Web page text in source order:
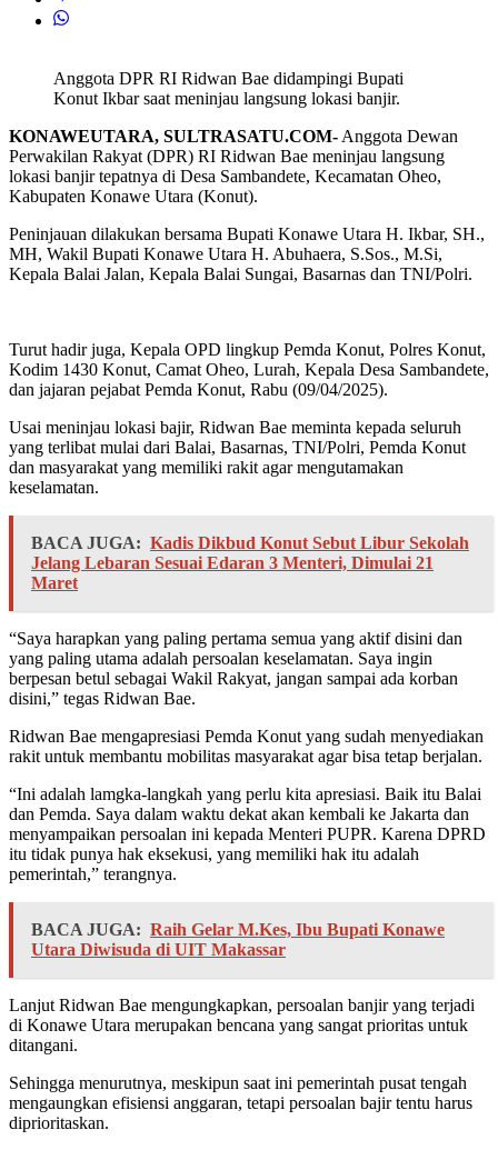
Anggota DPR RI Ridwan Bae didampingi Bupati
Konut Ikbar saat meninjau langsung lokasi banjir.
KONAWEUTARA, SULTRASATU.COM- Anggota Dewan
Perwakilan Rakyat (DPR) RI Ridwan Bae meninjau langsung
lokasi banjir tepatnya di Desa Sambandete, Kecamatan Oheo,
Kabupaten Konawe Utara (Konut).
Peninjauan dilakukan bersama Bupati Konawe Utara H. Ikbar, SH.,
MH, Wakil Bupati Konawe Utara H. Abuhaera, S.Sos., M.Si,
Kepala Balai Jalan, Kepala Balai Sungai, Basarnas dan TNI/Polri.
Turut hadir juga, Kepala OPD lingkup Pemda Konut, Polres Konut,
Kodim 1430 Konut, Camat Oheo, Lurah, Kepala Desa Sambandete,
dan jajaran pejabat Pemda Konut, Rabu (09/04/2025).
Usai meninjau lokasi bajir, Ridwan Bae meminta kepada seluruh
yang terlibat mulai dari Balai, Basarnas, TNI/Polri, Pemda Konut
dan masyarakat yang memiliki rakit agar mengutamakan
keselamatan.
BACA JUGA: Kadis Dikbud Konut Sebut Libur Sekolah
Jelang Lebaran Sesuai Edaran 3 Menteri, Dimulai 21
Maret
“Saya harapkan yang paling pertama semua yang aktif disini dan
yang paling utama adalah persoalan keselamatan. Saya ingin
berpesan betul sebagai Wakil Rakyat, jangan sampai ada korban
disini,” tegas Ridwan Bae.
Ridwan Bae mengapresiasi Pemda Konut yang sudah menyediakan
rakit untuk membantu mobilitas masyarakat agar bisa tetap berjalan.
“Ini adalah lamgka-langkah yang perlu kita apresiasi. Baik itu Balai
dan Pemda. Saya dalam waktu dekat akan kembali ke Jakarta dan
menyampaikan persoalan ini kepada Menteri PUPR. Karena DPRD
itu tidak punya hak eksekusi, yang memiliki hak itu adalah
pemerintah,” terangnya.
BACA JUGA: Raih Gelar M.Kes, Ibu Bupati Konawe
Utara Diwisuda di UIT Makassar
Lanjut Ridwan Bae mengungkapkan, persoalan banjir yang terjadi
di Konawe Utara merupakan bencana yang sangat prioritas untuk
ditangani.
Sehingga menurutnya, meskipun saat ini pemerintah pusat tengah
mengaungkan efisiensi anggaran, tetapi persoalan bajir tentu harus
diprioritaskan.